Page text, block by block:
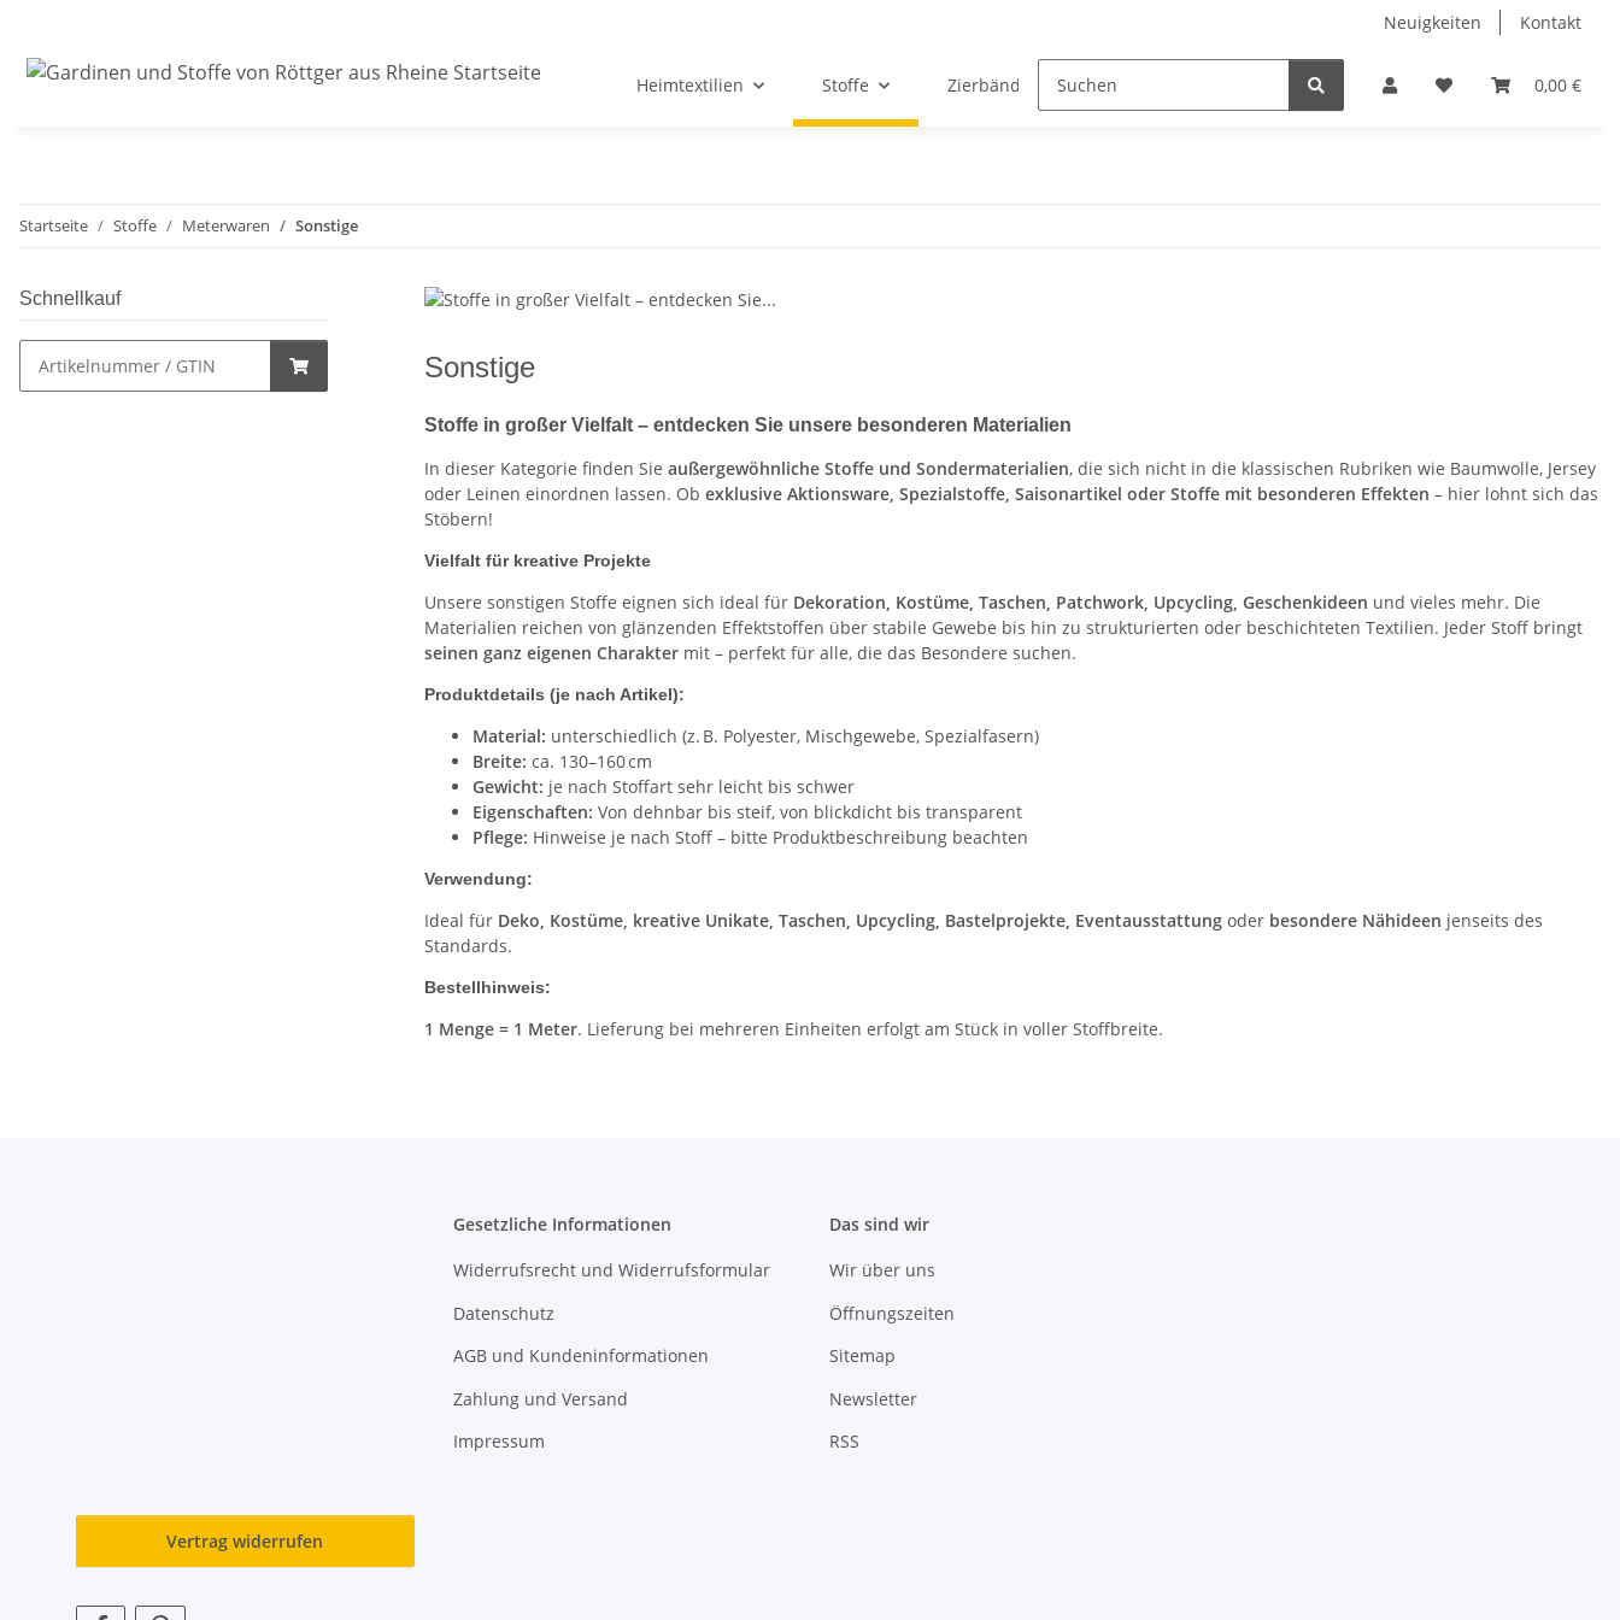
Neuigkeiten Kontakt
0,00 €
Heimtextilien Stoffe Zierbänder & Spitzen Gardinenzubehör Kurzwaren
Startseite Stoffe Meterwaren Sonstige
Sonstige
Stoffe in großer Vielfalt – entdecken Sie unsere besonderen Materialien
In dieser Kategorie finden Sie außergewöhnliche Stoffe und Sondermaterialien, die sich nicht in die klassischen Rubriken wie Baumwolle, Jersey
oder Leinen einordnen lassen. Ob exklusive Aktionsware, Spezialstoffe, Saisonartikel oder Stoffe mit besonderen Effekten – hier lohnt sich das
Stöbern!
Vielfalt für kreative Projekte
Unsere sonstigen Stoffe eignen sich ideal für Dekoration, Kostüme, Taschen, Patchwork, Upcycling, Geschenkideen und vieles mehr. Die
Materialien reichen von glänzenden Effektstoffen über stabile Gewebe bis hin zu strukturierten oder beschichteten Textilien. Jeder Stoff bringt
seinen ganz eigenen Charakter mit – perfekt für alle, die das Besondere suchen.
Produktdetails (je nach Artikel):
Material: unterschiedlich (z. B. Polyester, Mischgewebe, Spezialfasern)
Breite: ca. 130–160 cm
Gewicht: je nach Stoffart sehr leicht bis schwer
Eigenschaften: Von dehnbar bis steif, von blickdicht bis transparent
Pflege: Hinweise je nach Stoff – bitte Produktbeschreibung beachten
Verwendung:
Ideal für Deko, Kostüme, kreative Unikate, Taschen, Upcycling, Bastelprojekte, Eventausstattung oder besondere Nähideen jenseits des
Standards.
Bestellhinweis:
1 Menge = 1 Meter. Lieferung bei mehreren Einheiten erfolgt am Stück in voller Stoffbreite.
Schnellkauf
Gesetzliche Informationen
Widerrufsrecht und Widerrufsformular
Datenschutz
AGB und Kundeninformationen
Zahlung und Versand
Impressum
Das sind wir
Wir über uns
Öffnungszeiten
Sitemap
Newsletter
RSS
Vertrag widerrufen